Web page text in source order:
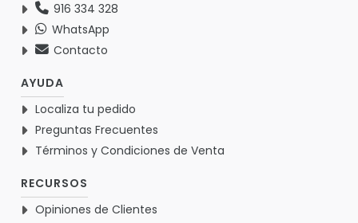
916 334 328
WhatsApp
Contacto
AYUDA
Localiza tu pedido
Preguntas Frecuentes
Términos y Condiciones de Venta
RECURSOS
Opiniones de Clientes